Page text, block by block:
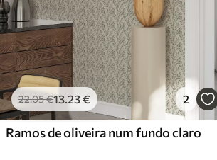
22.05€13.23€ 2
Ramos de oliveira num fundo claro